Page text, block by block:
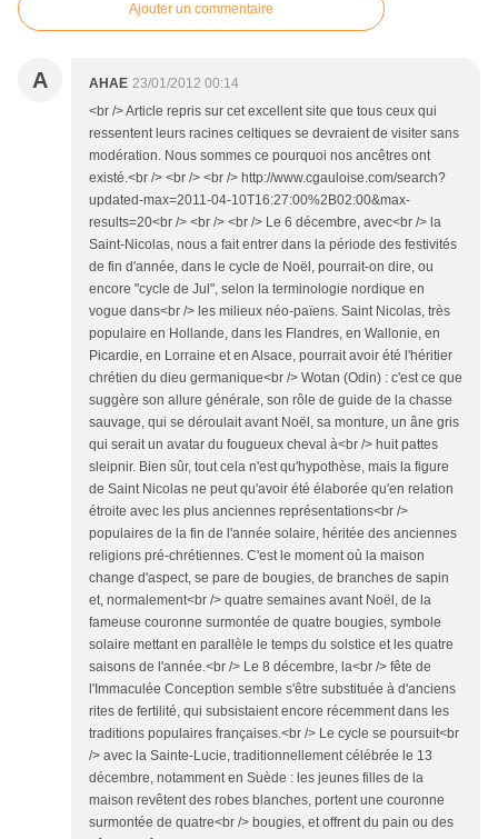
Ajouter un commentaire
A AHAE 23/01/2012 00:14
<br /> Article repris sur cet excellent site que tous ceux qui
ressentent leurs racines celtiques se devraient de visiter sans
modération. Nous sommes ce pourquoi nos ancêtres ont
existé.<br /> <br /> <br /> http://www.cgauloise.com/search?
updated-max=2011-04-10T16:27:00%2B02:00&max-
results=20<br /> <br /> <br /> Le 6 décembre, avec<br /> la
Saint-Nicolas, nous a fait entrer dans la période des festivités
de fin d'année, dans le cycle de Noël, pourrait-on dire, ou
encore "cycle de Jul", selon la terminologie nordique en
vogue dans<br /> les milieux néo-païens. Saint Nicolas, très
populaire en Hollande, dans les Flandres, en Wallonie, en
Picardie, en Lorraine et en Alsace, pourrait avoir été l'héritier
chrétien du dieu germanique<br /> Wotan (Odin) : c'est ce que
suggère son allure générale, son rôle de guide de la chasse
sauvage, qui se déroulait avant Noël, sa monture, un âne gris
qui serait un avatar du fougueux cheval à<br /> huit pattes
sleipnir. Bien sûr, tout cela n'est qu'hypothèse, mais la figure
de Saint Nicolas ne peut qu'avoir été élaborée qu'en relation
étroite avec les plus anciennes représentations<br />
populaires de la fin de l'année solaire, héritée des anciennes
religions pré-chrétiennes. C'est le moment où la maison
change d'aspect, se pare de bougies, de branches de sapin
et, normalement<br /> quatre semaines avant Noël, de la
fameuse couronne surmontée de quatre bougies, symbole
solaire mettant en parallèle le temps du solstice et les quatre
saisons de l'année.<br /> Le 8 décembre, la<br /> fête de
l'Immaculée Conception semble s'être substituée à d'anciens
rites de fertilité, qui subsistaient encore récemment dans les
traditions populaires françaises.<br /> Le cycle se poursuit<br
/> avec la Sainte-Lucie, traditionnellement célébrée le 13
décembre, notamment en Suède : les jeunes filles de la
maison revêtent des robes blanches, portent une couronne
surmontée de quatre<br /> bougies, et offrent du pain ou des